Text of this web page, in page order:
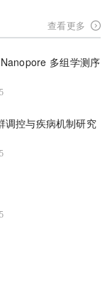
查看更多
多组学测序
调控与疾病机制研究